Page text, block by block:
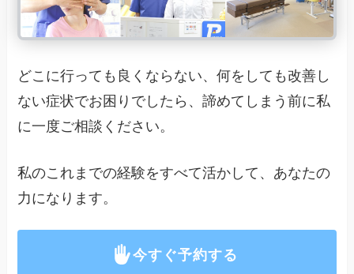
どこに行っても良くならない、何をしても改善し
ない症状でお困りでしたら、諦めてしまう前に私
に一度ご相談ください。
私のこれまでの経験をすべて活かして、あなたの
力になります。
今すぐ予約する